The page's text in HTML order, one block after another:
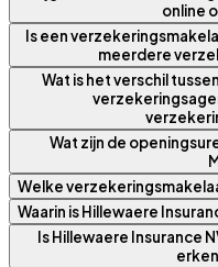
online
Is een
meerdere
Wat is het verschil
Wat zijn de
Welke
Waarin is Hillewaere
Is Hillewaere Insurance